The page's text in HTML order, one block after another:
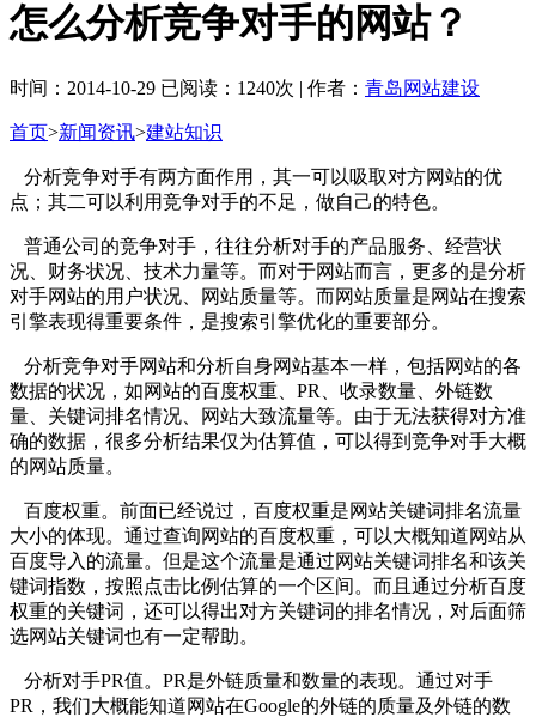
怎么分析竞争对手的网站？
时间：2014-10-29 已阅读：1240次 | 作者： 青岛网站建设
首页>新闻资讯>建站知识
分析竞争对手有两方面作用，其一可以吸取对方网站的优
点；其二可以利用竞争对手的不足，做自己的特色。
普通公司的竞争对手，往往分析对手的产品服务、经营状
况、财务状况、技术力量等。而对于网站而言，更多的是分析
对手网站的用户状况、网站质量等。而网站质量是网站在搜索
引擎表现得重要条件，是搜索引擎优化的重要部分。
分析竞争对手网站和分析自身网站基本一样，包括网站的各
数据的状况，如网站的百度权重、PR、收录数量、外链数
量、关键词排名情况、网站大致流量等。由于无法获得对方准
确的数据，很多分析结果仅为估算值，可以得到竞争对手大概
的网站质量。
百度权重。前面已经说过，百度权重是网站关键词排名流量
大小的体现。通过查询网站的百度权重，可以大概知道网站从
百度导入的流量。但是这个流量是通过网站关键词排名和该关
键词指数，按照点击比例估算的一个区间。而且通过分析百度
权重的关键词，还可以得出对方关键词的排名情况，对后面筛
选网站关键词也有一定帮助。
分析对手PR值。PR是外链质量和数量的表现。通过对手
PR，我们大概能知道网站在Google的外链的质量及外链的数